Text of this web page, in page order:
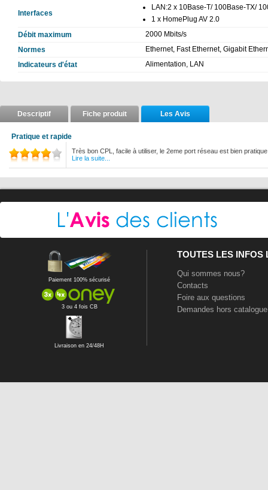
Interfaces
LAN:2 x 10Base-T/ 100Base-TX/
1 x HomePlug AV 2.0
Débit maximum
2000 Mbits/s
Normes
Ethernet, Fast Ethernet, Gigabit
Indicateurs d'état
Alimentation, LAN
Descriptif Fiche produit Les Avis
Pratique et rapide
Très bon CPL, facile à utiliser, le 2eme port réseau est bien
Lire la suite...
Paiement 100% sécurisé
3 ou 4 fois CB
Livraison en 24/48H
TOUTES LES INFOS
Qui sommes nous?
Contacts
Foire aux questions
Demandes hors catalogue